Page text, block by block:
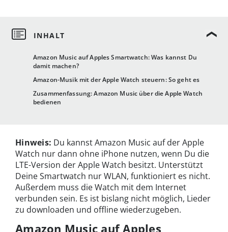
Amazon Music auf Apples Smartwatch: Was kannst Du
damit machen?
Amazon-Musik mit der Apple Watch steuern: So geht es
Zusammenfassung: Amazon Music über die Apple Watch
bedienen
Hinweis: Du kannst Amazon Music auf der Apple
Watch nur dann ohne iPhone nutzen, wenn Du die
LTE-Version der Apple Watch besitzt. Unterstützt
Deine Smartwatch nur WLAN, funktioniert es nicht.
Außerdem muss die Watch mit dem Internet
verbunden sein. Es ist bislang nicht möglich, Lieder
zu downloaden und offline wiederzugeben.
Amazon Music auf Apples